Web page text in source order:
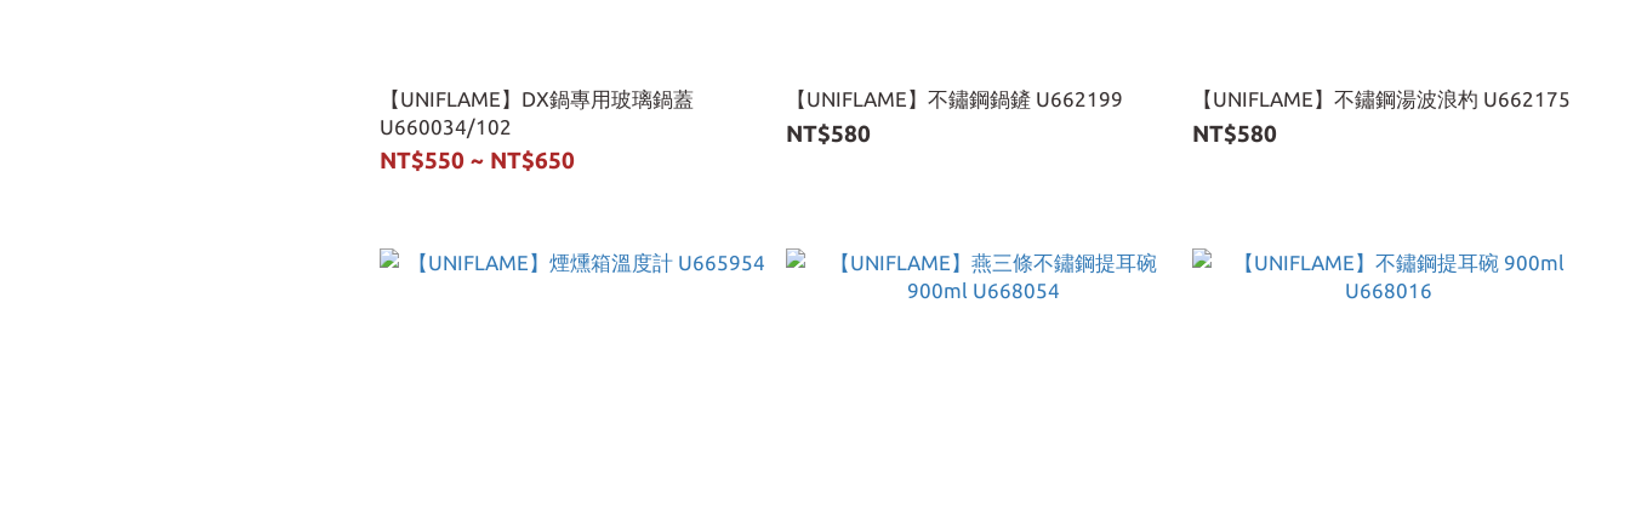
【UNIFLAME】DX鍋專用玻璃鍋蓋
U660034/102
NT$550 ~ NT$650
【UNIFLAME】不鏽鋼鍋鏟 U662199
NT$580
【UNIFLAME】不鏽鋼湯波浪杓 U662175
NT$580